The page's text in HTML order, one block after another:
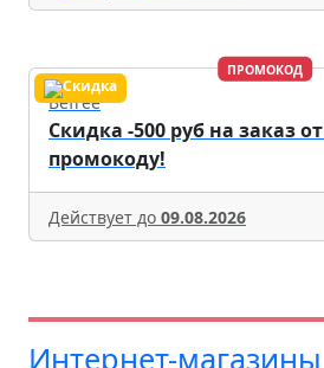
ПРОМОКОД
Befree
Скидка -500 руб на заказ
промокоду!
Действует до 09.08.2026
Интернет-магазины